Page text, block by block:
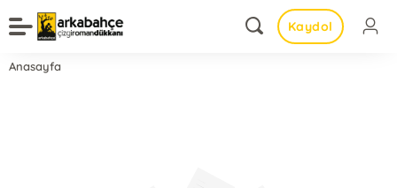
Kaydol
Anasayfa